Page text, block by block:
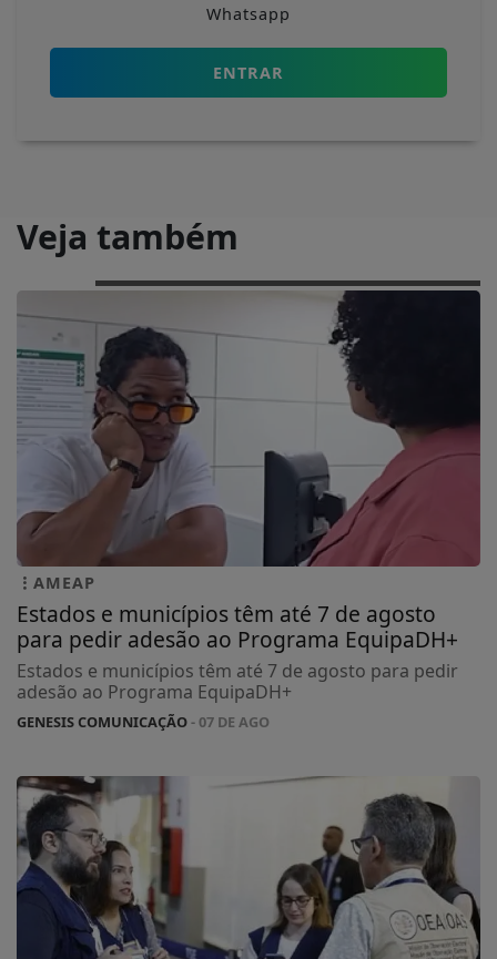
Whatsapp
ENTRAR
Veja também
AMEAP
Estados e municípios têm até 7 de agosto
para pedir adesão ao Programa EquipaDH+
Estados e municípios têm até 7 de agosto para pedir
adesão ao Programa EquipaDH+
GENESIS COMUNICAÇÃO- 07 DE AGO